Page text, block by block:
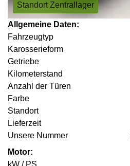
Standort Zentrallager
Allgemeine Daten:
Fahrzeugtyp
Karosserieform
Getriebe
Kilometerstand
Anzahl der Türen
Farbe
Standort
Lieferzeit
Unsere Nummer
Motor: